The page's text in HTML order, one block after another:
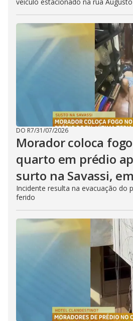
DO R7/31/07/2026
Morador coloca
quarto em prédio
surto na Savassi,
Incidente resulta na evacuação do
ferido